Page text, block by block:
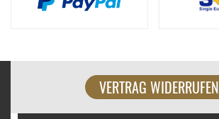
VERTRAG WIDERRUFEN